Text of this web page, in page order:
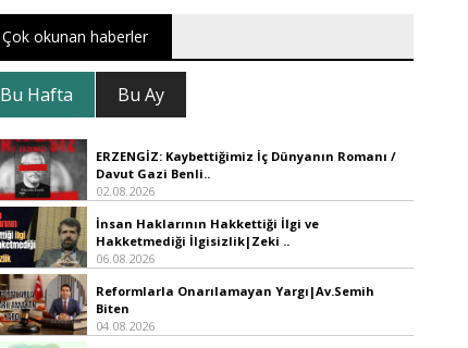
Çok okunan haberler
Bu Hafta Bu Ay
ERZENGİZ: Kaybettiğimiz İç Dünyanın Romanı /
Davut Gazi Benli..
02.08.2026
İnsan Haklarının Hakkettiği İlgi ve
Hakketmediği İlgisizlik|Zeki ..
06.08.2026
Reformlarla Onarılamayan Yargı|Av.Semih
Biten
04.08.2026